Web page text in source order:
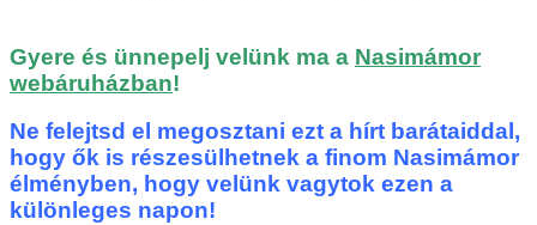
Gyere és ünnepelj velünk ma a Nasimámor
webáruházban!
Ne felejtsd el megosztani ezt a hírt barátaiddal,
hogy ők is részesülhetnek a finom Nasimámor
élményben, hogy velünk vagytok ezen a
különleges napon!